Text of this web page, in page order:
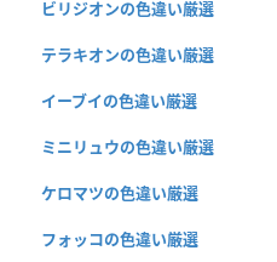
ビリジオンの色違い厳選
テラキオンの色違い厳選
イーブイの色違い厳選
ミニリュウの色違い厳選
ケロマツの色違い厳選
フォッコの色違い厳選